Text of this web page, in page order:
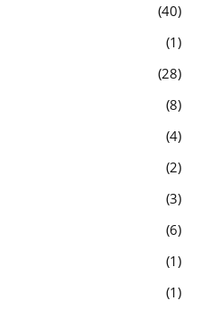
40
1
28
8
4
2
3
6
1
1